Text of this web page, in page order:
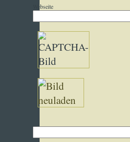
Webseite